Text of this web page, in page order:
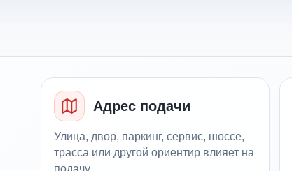
Адрес подачи
Улица, двор, паркинг, сервис, шоссе,
трасса или другой ориентир влияет на